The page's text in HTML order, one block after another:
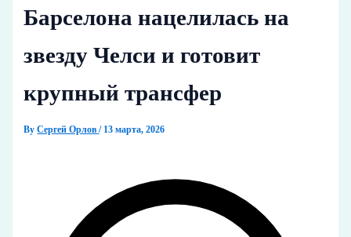
Барселона нацелилась на
звезду Челси и готовит
крупный трансфер
ByСергей Орлов/ 13 марта, 2026